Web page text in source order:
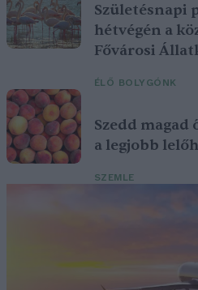
Születésnapi
hétvégén a
Fővárosi
ÉLŐ BOLYGÓNK
Szedd
a legjobb
SZEMLE